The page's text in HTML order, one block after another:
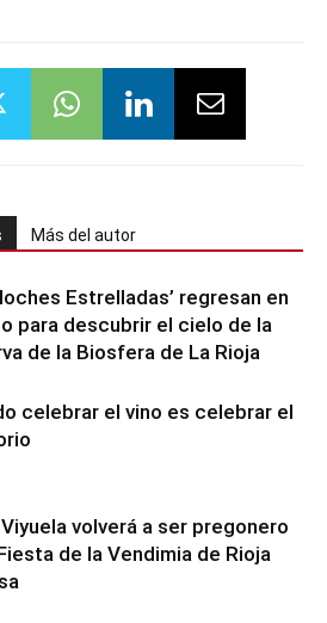
Más del autor
Estrelladas’ regresan en
para descubrir el cielo de la
de la Biosfera de La Rioja
celebrar el vino es celebrar el
volverá a ser pregonero
de la Vendimia de Rioja